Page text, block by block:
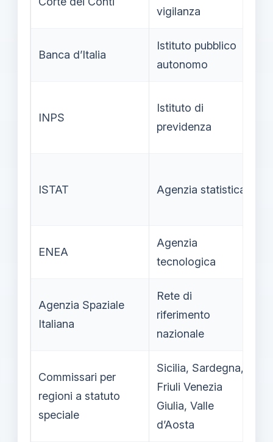
vigilanza
Banca d’Italia
Istituto pubblico
autonomo
INPS
Istituto di
previdenza
ISTAT Agenzia statistica
ENEA
Agenzia
tecnologica
Agenzia Spaziale
Italiana
Rete di
riferimento
nazionale
Commissari per
regioni a statuto
speciale
Sicilia, Sardegna,
Friuli Venezia
Giulia, Valle
d’Aosta